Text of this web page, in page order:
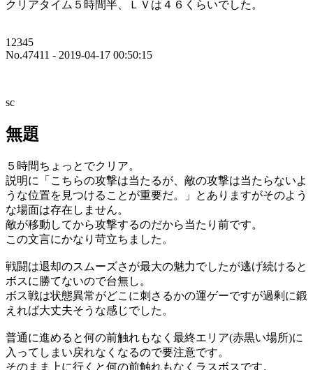
クリアタイム５時間半、ＬＶは４６くらいでした。
12345
No.47411 - 2019-04-17 00:50:15
sc
無題
５時間ちょっとでクリア。
説明に「こちらの攻撃は当たるが、敵の攻撃は当たらないよ
うな位置を見つけることが重要だ。」とありますがそのよう
な場面は存在しません。
敵が移動してから攻撃するのだから当たり前です。
この文言にかなり苛立ちました。
戦闘は退却のスムーズさが最大の魅力でしたが逃げ続けると
ボスに勝てないので台無し。
ボス戦は状態異常がどこに刺さるかの運ゲーですが過剰に鍛
えれば大丈夫そうな感じでした。
普通に進めると何の前触れもなく最終エリア(赤黒い場所)に
入ってしまい戻れなくなるので要注意です。
そのまま上に行くと何の前触れもなくラスボスです。